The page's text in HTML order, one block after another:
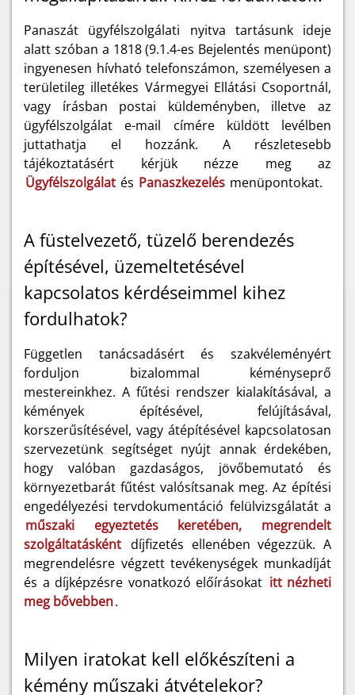
Panaszát ügyfélszolgálati nyitva tartásunk ideje
alatt szóban a 1818 (9.1.4-es Bejelentés menüpont)
ingyenesen hívható telefonszámon, személyesen a
területileg illetékes Vármegyei Ellátási Csoportnál,
vagy írásban postai küldeményben, illetve az
ügyfélszolgálat e-mail címére küldött levélben
juttathatja el hozzánk. A részletesebb
tájékoztatásért kérjük nézze meg az
Ügyfélszolgálat és Panaszkezelés menüpontokat.
A füstelvezető, tüzelő berendezés
építésével, üzemeltetésével
kapcsolatos kérdéseimmel kihez
fordulhatok?
Független tanácsadásért és szakvéleményért
forduljon bizalommal kéményseprő
mestereinkhez. A fűtési rendszer kialakításával, a
kémények építésével, felújításával,
korszerűsítésével, vagy átépítésével kapcsolatosan
szervezetünk segítséget nyújt annak érdekében,
hogy valóban gazdaságos, jövőbemutató és
környezetbarát fűtést valósítsanak meg. Az építési
engedélyezési tervdokumentáció felülvizsgálatát a
műszaki egyeztetés keretében, megrendelt
szolgáltatásként díjfizetés ellenében végezzük. A
megrendelésre végzett tevékenységek munkadíját
és a díjképzésre vonatkozó előírásokat itt nézheti
meg bővebben.
Milyen iratokat kell előkészíteni a
kémény műszaki átvételekor?